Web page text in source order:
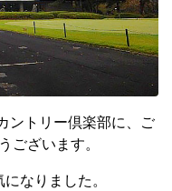
ントリー倶楽部に、ご
ございます。
なりました。